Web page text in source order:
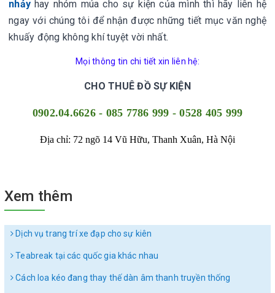
nhảy hay nhóm múa cho sự kiện của mình thì hãy liên hệ
ngay với chúng tôi để nhận được những tiết mục văn nghệ
khuấy động không khí tuyệt vời nhất.
Mọi thông tin chi tiết xin liên hệ:
CHO THUÊ ĐỒ SỰ KIỆN
0902.04.6626 - 085 7786 999 - 0528 405 999
Địa chỉ: 72 ngõ 14 Vũ Hữu, Thanh Xuân, Hà Nội
Xem thêm
Dịch vụ trang trí xe đạp cho sự kiên
Teabreak tại các quốc gia khác nhau
Cách loa kéo đang thay thế dàn âm thanh truyền thống